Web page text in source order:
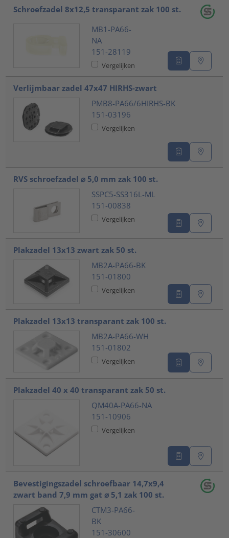
Schroefzadel 8x12,5 transparant zak 100 st.
MB1-PA66-
NA
151-28119
Vergelijken
Verlijmbaar zadel 47x47 HIRHS-zwart
PMB8-PA66/6HIRHS-BK
151-03196
Vergelijken
RVS schroefzadel ⌀ 5,0 mm zak 100 st.
SSPC5-SS316L-ML
151-00838
Vergelijken
Plakzadel 13x13 zwart zak 50 st.
MB2A-PA66-BK
151-01800
Vergelijken
Plakzadel 13x13 transparant zak 100 st.
MB2A-PA66-WH
151-01802
Vergelijken
Plakzadel 40 x 40 transparant zak 50 st.
QM40A-PA66-NA
151-10906
Vergelijken
Bevestigingszadel schroefbaar 14,7x9,4
zwart band 7,9 mm gat ⌀ 5,1 zak 100 st.
CTM3-PA66-
BK
151-30600